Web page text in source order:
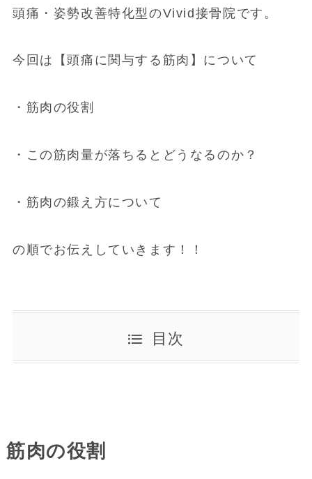
頭痛・姿勢改善特化型のVivid接骨院です。
今回は【頭痛に関与する筋肉】について
・筋肉の役割
・この筋肉量が落ちるとどうなるのか？
・筋肉の鍛え方について
の順でお伝えしていきます！！
目次
筋肉の役割